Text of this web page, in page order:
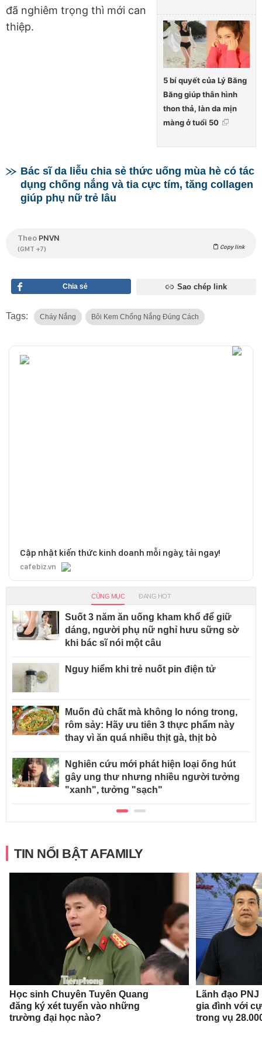
5 bí quyết của Lý Băng
Băng giúp thân hình
thon thả, làn da mịn
màng ở tuổi 50
đã nghiêm trọng thì mới can
thiệp.
Bác sĩ da liễu chia sẻ thức uống mùa hè có tác
dụng chống nắng và tia cực tím, tăng collagen
giúp phụ nữ trẻ lâu
Theo PNVN
(GMT +7) Copy link
Chia sẻ Sao chép link
Tags: Cháy Nắng Bôi Kem Chống Nắng Đúng Cách
Cập nhật kiến thức kinh doanh mỗi ngày, tải ngay!
cafebiz.vn
CÙNG MỤC ĐANG HOT
Suốt 3 năm ăn uống kham khổ để giữ
dáng, người phụ nữ nghỉ hưu sững sờ
khi bác sĩ nói một câu
Nguy hiểm khi trẻ nuốt pin điện tử
Muốn đủ chất mà không lo nóng trong,
rôm sảy: Hãy ưu tiên 3 thực phẩm này
thay vì ăn quá nhiều thịt gà, thịt bò
Nghiên cứu mới phát hiện loại ống hút
gây ung thư nhưng nhiều người tưởng
"xanh", tưởng "sạch"
TIN NỔI BẬT AFAMILY
Học sinh Chuyên Tuyên Quang
đăng ký xét tuyển vào những
trường đại học nào?
Lãnh đạo
gia đình với
trong vụ